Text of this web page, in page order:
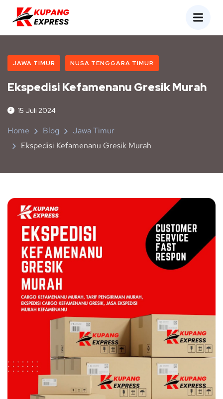
JAWA TIMUR NUSA TENGGARA TIMUR
Ekspedisi Kefamenanu Gresik Murah
15 Juli 2024
Home Blog
Jawa Timur
Ekspedisi Kefamenanu Gresik Murah